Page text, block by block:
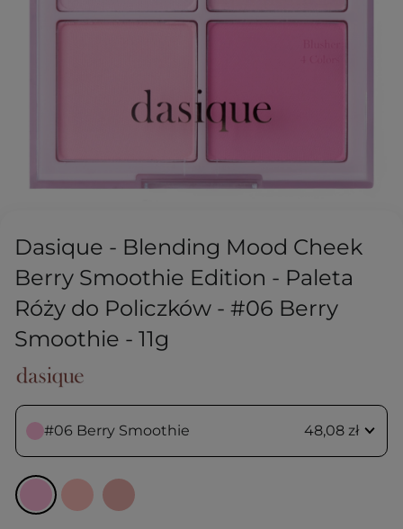
Dasique - Blending Mood Cheek
Berry Smoothie Edition - Paleta
Róży do Policzków - #06 Berry
Smoothie - 11g
#06 Berry Smoothie 48,08 zł